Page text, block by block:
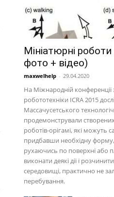
Мініатюрні роботи
фото + відео)
maxwelhelp - 29.04.2020
На Міжнародній конференції
робототехніки ICRA 2015
Массачусетського
продемонстрували
роботів-орігамі, які можуть
придбавши необхідну форму,
рухаючись по поверхні або
виконати деякі дії і
середовищі, практично не
перебування.